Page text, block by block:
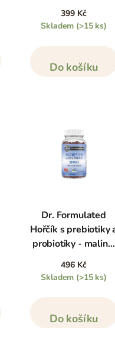
399 Kč
Skladem (>15 ks)
Do košíku
Dr. Formulated
Hořčík s prebiotiky
probiotiky - malina,
60 žvýkacích kapslí
496 Kč
Skladem (>15 ks)
Do košíku